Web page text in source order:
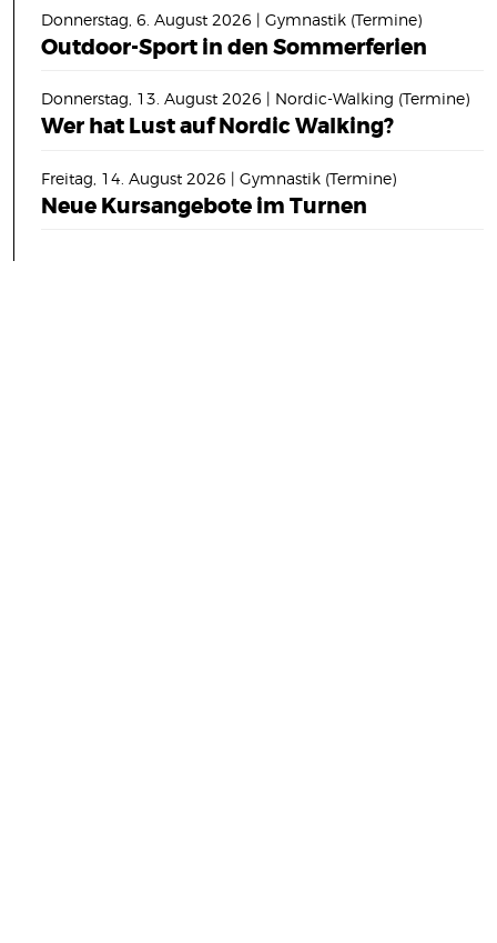
Donnerstag, 6. August 2026 | Gymnastik (Termine)
Outdoor-Sport in den Sommerferien
Donnerstag, 13. August 2026 | Nordic-Walking (Termine)
Wer hat Lust auf Nordic Walking?
Freitag, 14. August 2026 | Gymnastik (Termine)
Neue Kursangebote im Turnen